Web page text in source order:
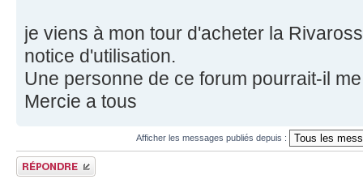
je viens à mon tour d'acheter la
notice d'utilisation.
Une personne de ce forum pourrait-il
Mercie a tous
Afficher les messages publiés depuis :
Publier une réponse